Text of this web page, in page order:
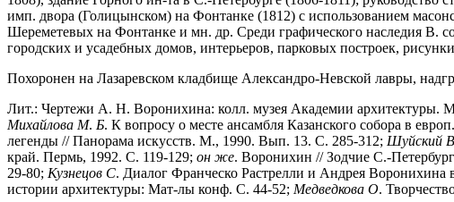
имп. двора (Голицынском) на Фонтанке (1812) с использованием
Шереметевых на Фонтанке и мн. др. Среди графического наследия В.
городских и усадебных домов, интерьеров, парковых построек,
Похоронен на Лазаревском кладбище Александро-Невской лавры,
Лит.: Чертежи А. Н. Воронихина: колл. музея Академии
Михайлова М. Б. К вопросу о месте ансамбля Казанского собора в
легенды // Панорама искусств. М., 1990. Вып. 13. С. 285-312; Шуйский В
край. Пермь, 1992. С. 119-129; он же. Воронихин // Зодчие С.-
29-80; Кузнецов С. Диалог Франческо Растрелли и Андрея
истории архитектуры: Мат-лы конф. С. 44-52; Медведкова О.